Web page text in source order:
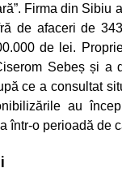
Firma din Sibiu
de afaceri de
de lei.
Sebeș și a
ce a consultat
au
într-o perioadă de